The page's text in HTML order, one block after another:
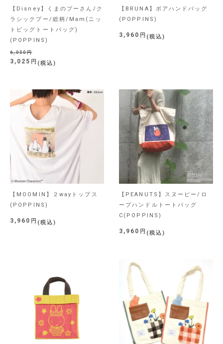
【Disney】くまのプーさん/ク
ラシックプー/総柄/Mam(ニッ
トビッグトートバッグ)
(POPPINS)
6,050
3,025 税込
【BRUNA】ボアハンドバッグ
(POPPINS)
3,960 税込
【MOOMIN】２wayトップス
(POPPINS)
3,960 税込
【PEANUTS】スヌーピー/ロ
ープハンドルトートバッグ
C(POPPINS)
3,960 税込